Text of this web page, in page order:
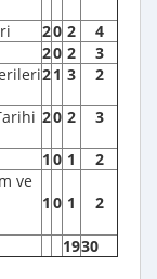
20 2
4
20 2
3
21 3 2
20 2 3
1 0 1
2
ve
1 0 1 2
1930